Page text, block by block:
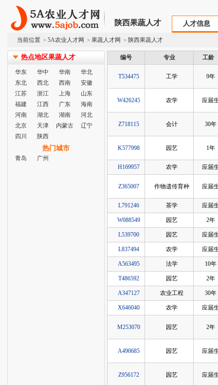
陕西果蔬人才 人才信息
当前位置 > 5A农业人才网 > 果蔬人才网 > 陕西果蔬人才
热点地区果蔬人才
华东 华中 华南
华北
东北
西北 西南
安徽
江苏
浙江 上海
山东
福建
江西 广东
海南
河南
湖北 湖南
河北
北京
天津 内蒙古
辽宁
四川
陕西
热门城市
青岛 广州
编号 专业 工龄
T534475 工学 9年
W426245 农学 应届
Z718115 会计 30年
K577998 园艺 1年
H169957 农学 应届
Z365007 作物遗传育种 应届
L791246 茶学 应届
W088549 园艺 2年
L539700 园艺 应届
L837494 农学 应届
A563495 法学 10年
T486592 园艺 2年
A347127 农业工程 30年
X646040 农学 应届
M253070 园艺 2年
A490685 园艺 应届
Z956172 园艺 应届